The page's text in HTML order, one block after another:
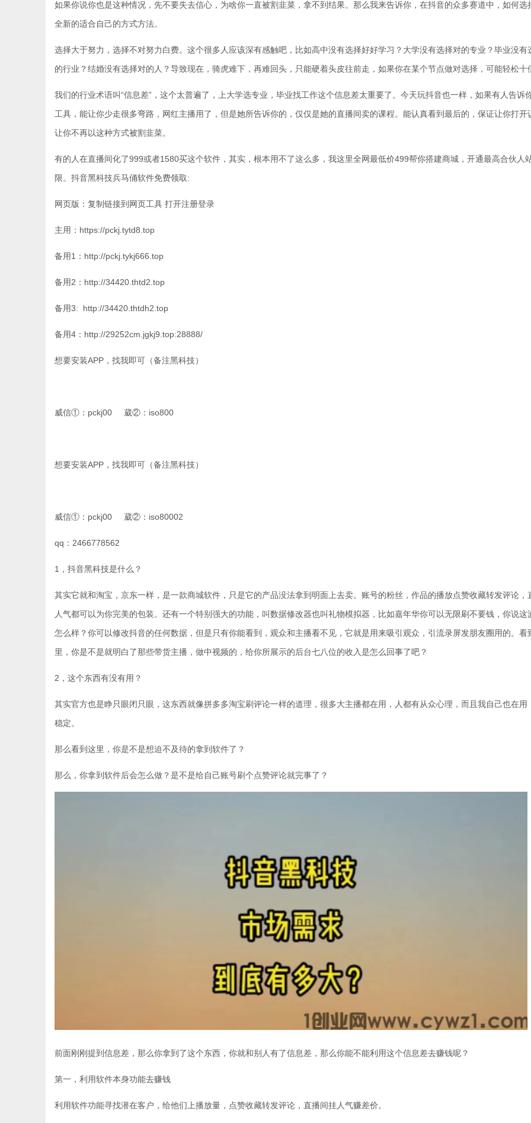
如果你说你也是这种情况，先不要失去信心，为啥你一直被割韭菜，拿不到结果。那么我来告诉你，在抖音的众多赛道中，如何选
全新的适合自己的方式方法。
选择大于努力，选择不对努力白费。这个很多人应该深有感触吧，比如高中没有选择好好学习？大学没有选择对的专业？毕业没有
的行业？结婚没有选择对的人？导致现在，骑虎难下，再难回头，只能硬着头皮往前走，如果你在某个节点做对选择，可能轻松十
我们的行业术语叫“信息差”，这个太普遍了，上大学选专业，毕业找工作这个信息差太重要了。今天玩抖音也一样，如果有人告诉
工具，能让你少走很多弯路，网红主播用了，但是她所告诉你的，仅仅是她的直播间卖的课程。能认真看到最后的，保证让你打开
让你不再以这种方式被割韭菜。
有的人在直播间化了999或者1580买这个软件，其实，根本用不了这么多，我这里全网最低价499帮你搭建商城，开通最高合伙人
限。抖音黑科技兵马俑软件免费领取:
网页版：复制链接到网页工具 打开注册登录
主用：https://pckj.tytd8.top
备用1：http://pckj.tykj666.top
备用2：http://34420.thtd2.top
备用3: http://34420.thtdh2.top
备用4：http://29252cm.jgkj9.top:28888/
想要安装APP，找我即可（备注黑科技）
威信①：pckj00 葳②：iso800
想要安装APP，找我即可（备注黑科技）
威信①：pckj00 葳②：iso80002
qq：2466778562
1，抖音黑科技是什么？
其实它就和淘宝，京东一样，是一款商城软件，只是它的产品没法拿到明面上去卖。账号的粉丝，作品的播放点赞收藏转发评论，
人气都可以为你完美的包装。还有一个特别强大的功能，叫数据修改器也叫礼物模拟器，比如嘉年华你可以无限刷不要钱，你说这
怎么样？你可以修改抖音的任何数据，但是只有你能看到，观众和主播看不见，它就是用来吸引观众，引流录屏发朋友圈用的。看
里，你是不是就明白了那些带货主播，做中视频的，给你所展示的后台七八位的收入是怎么回事了吧？
2，这个东西有没有用？
其实官方也是睁只眼闭只眼，这东西就像拼多多淘宝刷评论一样的道理，很多大主播都在用，人都有从众心理，而且我自己也在用
稳定。
那么看到这里，你是不是想迫不及待的拿到软件了？
那么，你拿到软件后会怎么做？是不是给自己账号刷个点赞评论就完事了？
前面刚刚提到信息差，那么你拿到了这个东西，你就和别人有了信息差，那么你能不能利用这个信息差去赚钱呢？
第一，利用软件本身功能去赚钱
利用软件功能寻找潜在客户，给他们上播放量，点赞收藏转发评论，直播间挂人气赚差价。